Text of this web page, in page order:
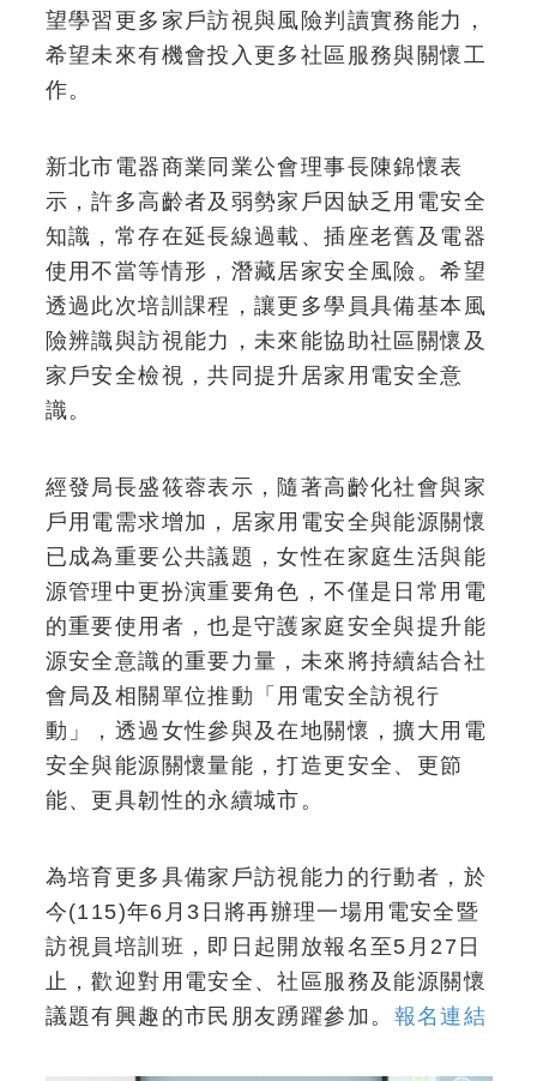
望學習更多家戶訪視與風險判讀實務能力，
希望未來有機會投入更多社區服務與關懷工
作。
新北市電器商業同業公會理事長陳錦懷表
示，許多高齡者及弱勢家戶因缺乏用電安全
知識，常存在延長線過載、插座老舊及電器
使用不當等情形，潛藏居家安全風險。希望
透過此次培訓課程，讓更多學員具備基本風
險辨識與訪視能力，未來能協助社區關懷及
家戶安全檢視，共同提升居家用電安全意
識。
經發局長盛筱蓉表示，隨著高齡化社會與家
戶用電需求增加，居家用電安全與能源關懷
已成為重要公共議題，女性在家庭生活與能
源管理中更扮演重要角色，不僅是日常用電
的重要使用者，也是守護家庭安全與提升能
源安全意識的重要力量，未來將持續結合社
會局及相關單位推動「用電安全訪視行
動」，透過女性參與及在地關懷，擴大用電
安全與能源關懷量能，打造更安全、更節
能、更具韌性的永續城市。
為培育更多具備家戶訪視能力的行動者，於
今(115)年6月3日將再辦理一場用電安全暨
訪視員培訓班，即日起開放報名至5月27日
止，歡迎對用電安全、社區服務及能源關懷
議題有興趣的市民朋友踴躍參加。 報名連結